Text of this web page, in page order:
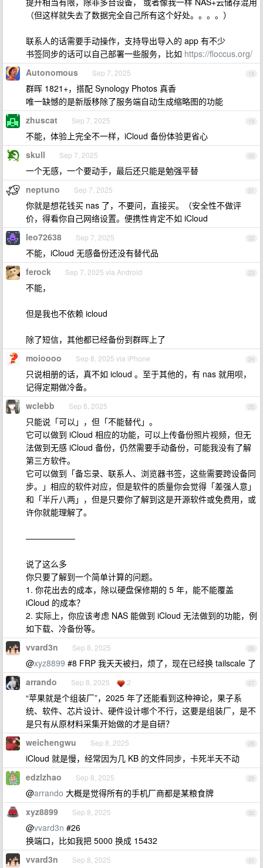
（但这样就失去了数据完全自己所有这个好处。。。。）
联系人的话需要手动操作，支持导出导入的 app 有不少
书签同步的话可以自己部署一些服务，比如 https://floccus.org/
18
Autonomous Sep 7, 2025
群晖 1821+，搭配 Synology Photos 真香
唯一缺憾的是新版移除了服务端自动生成缩略图的功能
19
zhuscat Sep 7, 2025
不能，体验上完全不一样，iCloud 备份体验更省心
20
skull Sep 7, 2025
一个无感，一个要动手，最后还只能是勉强平替
21
neptuno Sep 7, 2025
你就是想花钱买 nas 了，不要问，直接买。（安全性不做评
价，得看你自己网络设置。便携性肯定不如 iCloud
22
leo72638 Sep 7, 2025
不能，iCloud 无感备份还没有替代品
23
ferock Sep 7, 2025 via Android
不能，
但是我也不依赖 icloud
除了短信，其他都已经备份到群晖上了
24
moioooo Sep 8, 2025 via iPhone
只说相册的话，真不如 icloud 。至于其他的，有 nas 就用呗，
记得定期做冷备。
25
wclebb Sep 8, 2025
只能说「可以」，但「不能替代」。
它可以做到 iCloud 相应的功能，可以上传备份照片视频，但无
法做到无感 iCloud 备份，仍然需要手动备份，可能我没有了解
第三方软件。
它可以做到「备忘录、联系人、浏览器书签，这些需要跨设备同
步。」相应的软件对应，但是软件的质量你会觉得「差强人意」
和「半斤八两」，但是只要你了解到这是开源软件或免费用，或
许你就能理解了。
——————
说了这么多
你只要了解到一个简单计算的问题。
1. 你花出去的成本，除以硬盘保修期的 5 年，能不能覆盖
iCloud 的成本？
2. 实际上，你应该考虑 NAS 能做到 iCloud 无法做到的功能，例
如下载、冷备份等。
26
vvard3n Sep 8, 2025
@xyz8899 #8 FRP 我天天被扫，烦了，现在已经换 tailscale 了
27
arrando Sep 8, 2025 2
“苹果就是个组装厂”，2025 年了还能看到这种神论，果子系
统、软件、芯片设计、硬件设计哪个不行，这要是组装厂，是不
是只有从原材料采集开始做的才是自研？
28
weichengwu Sep 8, 2025
iCloud 就是慢，经常因为几 KB 的文件同步，卡死半天不动
29
edzlzhao Sep 8, 2025
@arrando 大概是觉得所有的手机厂商都是某粮食牌
30
xyz8899 Sep 8, 2025
@vvard3n #26
换端口，比如我把 5000 换成 15432
31
vvard3n Sep 8, 2025